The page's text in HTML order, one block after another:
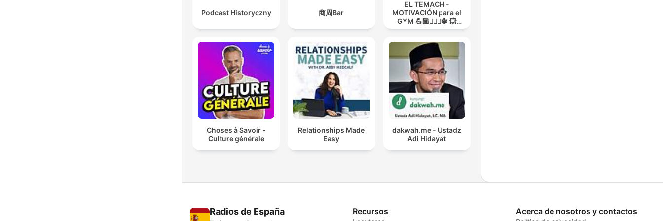
Podcast Historyczny 商周Bar
EL TEMACH -
MOTIVACIÓN para el
GYM 💪🏼🏋🏻‍♀🔱 💥
MODO GUERRA💥
Choses à Savoir -
Culture générale
Relationships Made
Easy
dakwah.me - Ustadz
Adi Hidayat
Radios de España Recursos Acerca de nosotros y contactos